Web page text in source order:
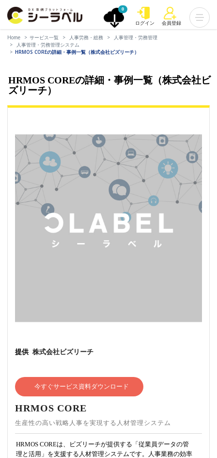
0
ログイン 会員登録
Home サービス一覧 人事労務・総務
人事管理・労務管理
人事管理・労務管理システム
HRMOS COREの詳細・事例一覧（株式会社ビズリーチ）
HRMOS COREの詳細・事例一覧（株式会社ビ
ズリーチ）
提供 株式会社ビズリーチ
今すぐサービス資料ダウンロード
HRMOS CORE
生産性の高い戦略人事を実現する人材管理システム
HRMOS COREは、ビズリーチが提供する「従業員データの管
理と活用」を支援する人材管理システムです。人事業務の効率